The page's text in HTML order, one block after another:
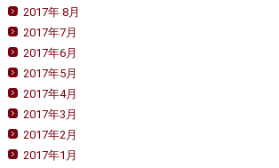
2017年 8月
2017年7月
2017年6月
2017年5月
2017年4月
2017年3月
2017年2月
2017年1月